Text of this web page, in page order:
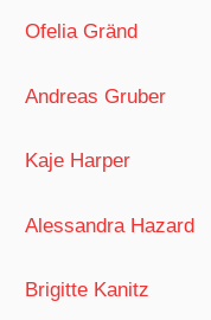
Ofelia Gränd
Andreas Gruber
Kaje Harper
Alessandra Hazard
Brigitte Kanitz